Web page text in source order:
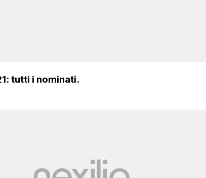
tutti i nominati.